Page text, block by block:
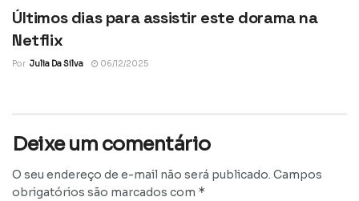
Últimos dias para assistir este dorama na
Netflix
Por Julia Da Silva 06/12/2025
Deixe um comentário
O seu endereço de e-mail não será publicado. Campos
obrigatórios são marcados com *